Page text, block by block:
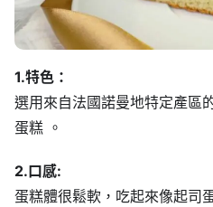
1.特色：
選用來自法國諾曼地特定產區
蛋糕 。
2.口感:
蛋糕體很鬆軟，吃起來像起司